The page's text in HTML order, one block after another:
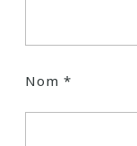
Nom *